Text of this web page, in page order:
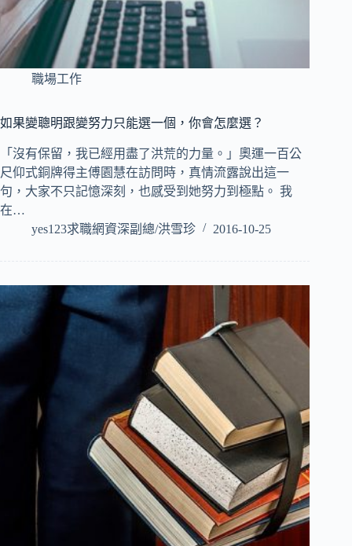
職場工作
如果變聰明跟變努力只能選一個，你會怎麼選？
「沒有保留，我已經用盡了洪荒的力量。」奧運一百公
尺仰式銅牌得主傅園慧在訪問時，真情流露說出這一
句，大家不只記憶深刻，也感受到她努力到極點。 我
在…
yes123求職網資深副總/洪雪珍
2016-10-25